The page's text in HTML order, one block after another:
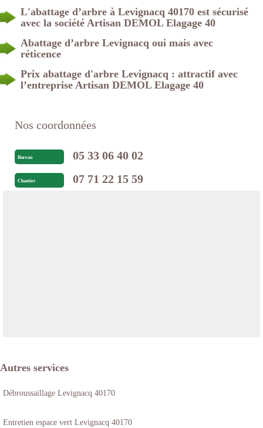
L'abattage d’arbre à Levignacq 40170 est sécurisé
avec la société Artisan DEMOL Elagage 40
Abattage d’arbre Levignacq oui mais avec
réticence
Prix abattage d'arbre Levignacq : attractif avec
l’entreprise Artisan DEMOL Elagage 40
Nos coordonnées
Bureau 05 33 06 40 02
Chantier 07 71 22 15 59
Autres services
Débroussaillage Levignacq 40170
Entretien espace vert Levignacq 40170